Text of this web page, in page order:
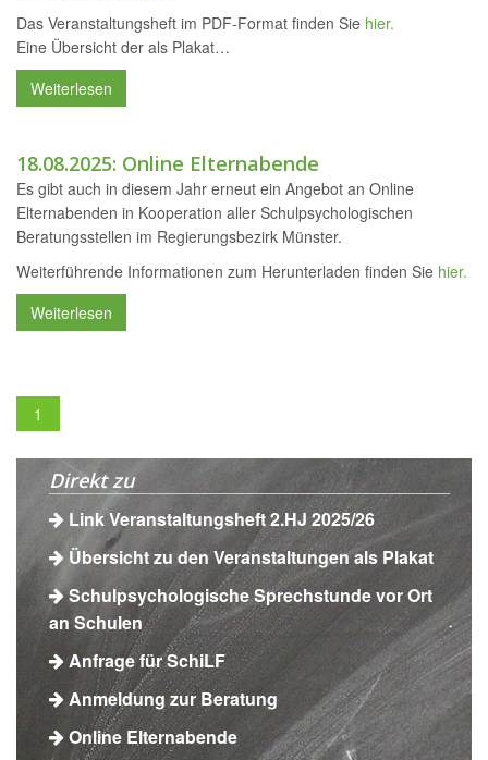
Das Veranstaltungsheft im PDF-Format finden Sie hier.
Eine Übersicht der als Plakat…
Weiterlesen
18.08.2025: Online Elternabende
Es gibt auch in diesem Jahr erneut ein Angebot an Online
Elternabenden in Kooperation aller Schulpsychologischen
Beratungsstellen im Regierungsbezirk Münster.
Weiterführende Informationen zum Herunterladen finden Sie hier.
Weiterlesen
1
Direkt zu
Link Veranstaltungsheft 2.HJ 2025/26
Übersicht zu den Veranstaltungen als Plakat
Schulpsychologische Sprechstunde vor Ort
an Schulen
Anfrage für SchiLF
Anmeldung zur Beratung
Online Elternabende